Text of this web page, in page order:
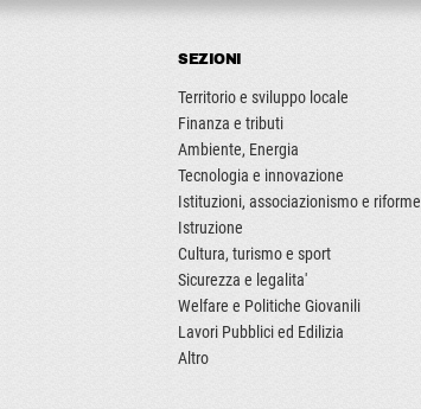
SEZIONI
Territorio e sviluppo locale
Finanza e tributi
Ambiente, Energia
Tecnologia e innovazione
Istituzioni, associazionismo e riforme
Istruzione
Cultura, turismo e sport
Sicurezza e legalita'
Welfare e Politiche Giovanili
Lavori Pubblici ed Edilizia
Altro